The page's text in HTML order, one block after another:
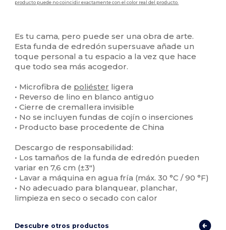
producto puede no coincidir exactamente con el color real del producto.
Es tu cama, pero puede ser una obra de arte.
Esta funda de edredón supersuave añade un
toque personal a tu espacio a la vez que hace
que todo sea más acogedor.
• Microfibra de poliéster ligera
• Reverso de lino en blanco antiguo
• Cierre de cremallera invisible
• No se incluyen fundas de cojín o inserciones
• Producto base procedente de China
Descargo de responsabilidad:
• Los tamaños de la funda de edredón pueden
variar en 7,6 cm (±3″)
• Lavar a máquina en agua fría (máx. 30 °C / 90 °F)
• No adecuado para blanquear, planchar,
limpieza en seco o secado con calor
Descubre otros productos